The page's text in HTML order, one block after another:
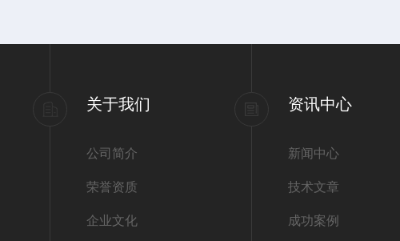
关于我们
公司简介
荣誉资质
企业文化
资讯中心
新闻中心
技术文章
成功案例